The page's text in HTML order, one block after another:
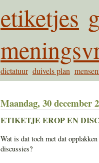
etiketjes
dictatuur duivels plan
Maandag, 30 december
ETIKETJE EROP EN
Wat is dat toch met dat
discussies?